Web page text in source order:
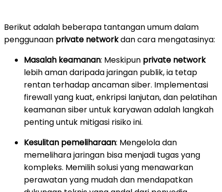
Berikut adalah beberapa tantangan umum dalam
penggunaan private networkdan cara mengatasinya:
Masalah keamanan: Meskipun private network
lebih aman daripada jaringan publik, ia tetap
rentan terhadap ancaman siber. Implementasi
firewall yang kuat, enkripsi lanjutan, dan pelatihan
keamanan siber untuk karyawan adalah langkah
penting untuk mitigasi risiko ini.
Kesulitan pemeliharaan: Mengelola dan
memelihara jaringan bisa menjadi tugas yang
kompleks. Memilih solusi yang menawarkan
perawatan yang mudah dan mendapatkan